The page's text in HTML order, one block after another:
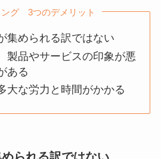
ング 3つのデメリット
集められる訳ではない
製品やサービスの印象が悪
ある
大な労力と時間がかかる